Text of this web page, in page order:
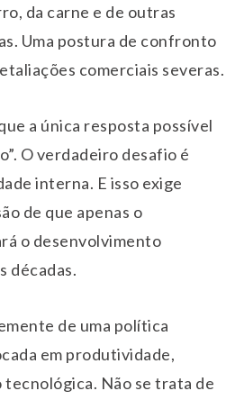
da carne e de outras
Uma postura de confronto
comerciais severas.
a única resposta possível
O verdadeiro desafio é
interna. E isso exige
de que apenas o
o desenvolvimento
décadas.
de uma política
em produtividade,
Não se trata de